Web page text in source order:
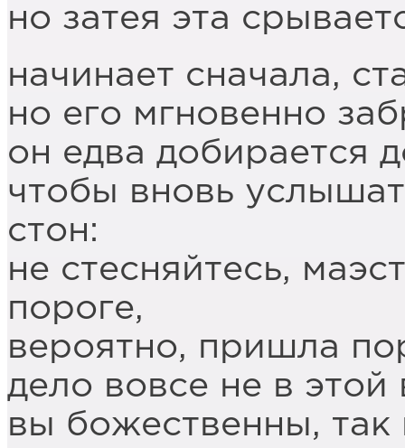
но затея эта
начинает сначала,
но его мгновенно
он едва добирается
чтобы вновь
стон:
не стесняйтесь,
пороге,
вероятно, пришла
дело вовсе не в
вы божественны, так